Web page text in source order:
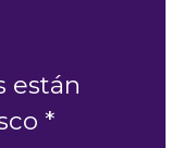
están
*